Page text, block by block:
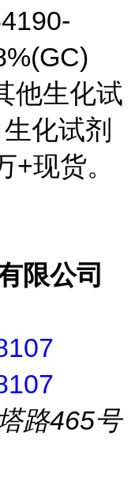
他生化试
化试剂
现货。
限公司
路465号